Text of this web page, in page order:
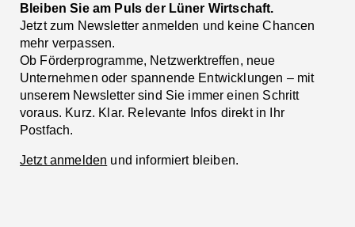
Bleiben Sie am Puls der Lüner Wirtschaft.
Jetzt zum Newsletter anmelden und keine Chancen
mehr verpassen.
Ob Förderprogramme, Netzwerktreffen, neue
Unternehmen oder spannende Entwicklungen – mit
unserem Newsletter sind Sie immer einen Schritt
voraus. Kurz. Klar. Relevante Infos direkt in Ihr
Postfach.
Jetzt anmelden und informiert bleiben.